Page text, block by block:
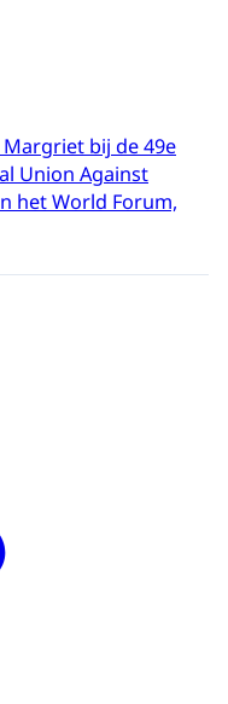
bij de 49e
Union Against
het World Forum,